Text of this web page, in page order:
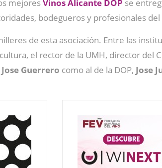
mejoresVinos Alicante DOP se
bodegueros y profesionales del
de esta asociación. Entre las
el rector de la UMH, director del
Jose Guerrero como al de la DOP, Jose